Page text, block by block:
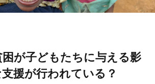
が子どもたちに与える影
援が行われている？